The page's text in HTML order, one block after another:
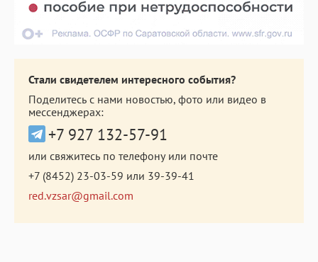
Стали свидетелем интересного события?
Поделитесь с нами новостью, фото или видео в
мессенджерах:
+7 927 132-57-91
или свяжитесь по телефону или почте
+7 (8452) 23-03-59 или 39-39-41
red.vzsar@gmail.com